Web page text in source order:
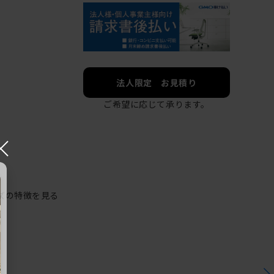
法人限定 お見積り
ご希望に応じて承ります。
の特徴を見る